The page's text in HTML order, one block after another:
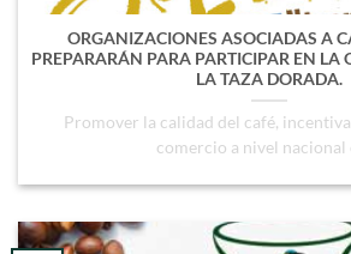
ORGANIZACIONES ASOCIADAS A
PREPARARÁN PARA PARTICIPAR EN LA
LA TAZA DORADA.
Promover la calidad del café,
comercio a nivel nacional